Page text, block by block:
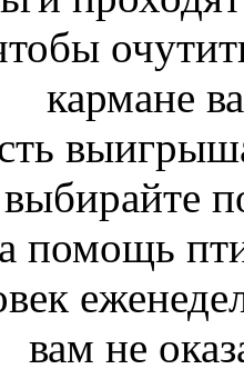
кармане
помощь
вам не